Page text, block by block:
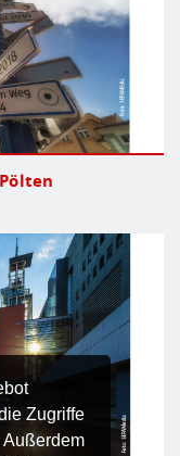
Zugriffe
Außerdem